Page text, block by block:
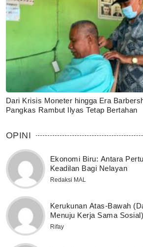
Dari Krisis Moneter hingga Era
Pangkas Rambut Ilyas Tetap Bertahan
OPINI
Ekonomi Biru: Antara
Keadilan Bagi Nelayan
Redaksi MAL
Kerukunan Atas-Bawah
Menuju Kerja Sama Sosial)
Rifay